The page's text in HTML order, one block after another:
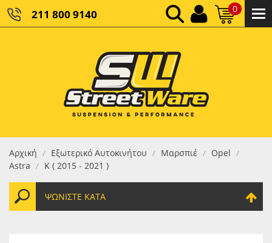
211 800 9140 0
ΚΑΘΑΡΌ ΣΎΝΟΛΟ:
ΤΕΛΙΚΌ ΣΎΝΟΛΟ:0,00 €
Αρχική / Εξωτερικό Αυτοκινήτου / Μαρσπιέ / Opel /
Astra / K ( 2015 - 2021 )
ΨΩΝΊΣΤΕ ΚΑΤΆ